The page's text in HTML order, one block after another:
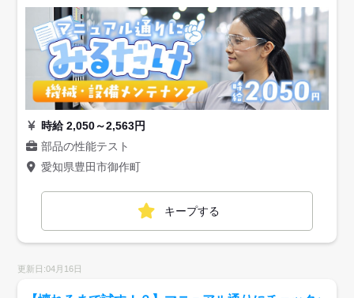
時給 2,050～2,563円
部品の性能テスト
愛知県豊田市御作町
キープする
更新日:04月16日